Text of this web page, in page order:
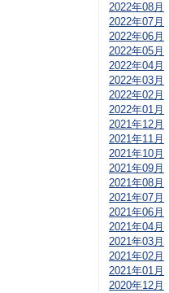
2022年08月
2022年07月
2022年06月
2022年05月
2022年04月
2022年03月
2022年02月
2022年01月
2021年12月
2021年11月
2021年10月
2021年09月
2021年08月
2021年07月
2021年06月
2021年04月
2021年03月
2021年02月
2021年01月
2020年12月